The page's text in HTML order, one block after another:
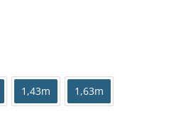
1,43m 1,63m